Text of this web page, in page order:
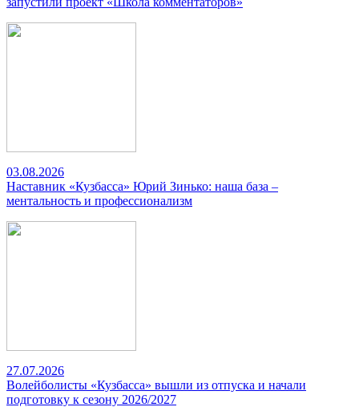
03.08.2026
Наставник «Кузбасса» Юрий Зинько: наша база –
ментальность и профессионализм
27.07.2026
Волейболисты «Кузбасса» вышли из отпуска и начали
подготовку к сезону 2026/2027